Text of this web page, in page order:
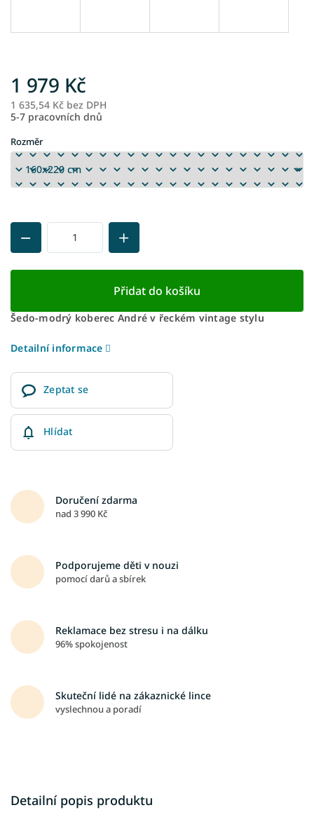
1 979 Kč
1 635,54 Kč bez DPH
5-7 pracovních dnů
Rozměr
Přidat do košíku
Šedo-modrý koberec André v řeckém vintage stylu
Detailní informace
Zeptat se
Hlídat
Doručení zdarma
nad 3 990 Kč
Podporujeme děti v nouzi
pomocí darů a sbírek
Reklamace bez stresu i na dálku
96% spokojenost
Skuteční lidé na zákaznické lince
vyslechnou a poradí
Detailní popis produktu